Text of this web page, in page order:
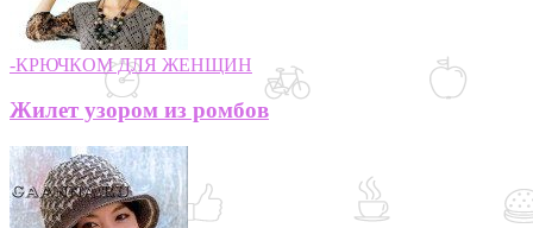
-КРЮЧКОМ ДЛЯ ЖЕНЩИН
Жилет узором из ромбов